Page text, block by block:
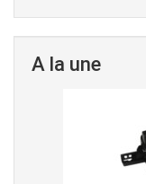
A la une